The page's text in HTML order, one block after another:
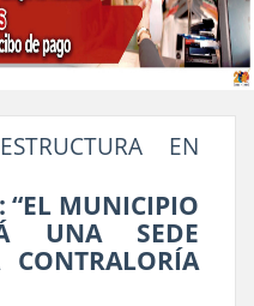
EN
“EL MUNICIPIO
UNA SEDE